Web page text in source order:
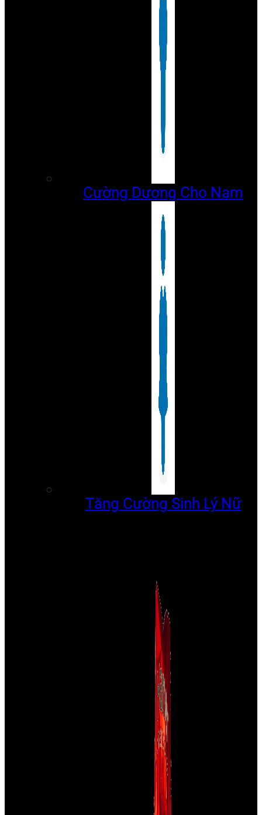
Cường Dương Cho Nam
Tăng Cường Sinh Lý Nữ